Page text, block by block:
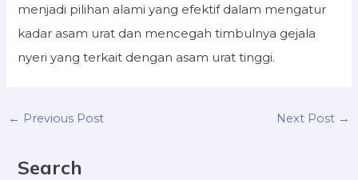
menjadi pilihan alami yang efektif dalam mengatur
kadar asam urat dan mencegah timbulnya gejala
nyeri yang terkait dengan asam urat tinggi.
← Previous Post Next Post →
Search